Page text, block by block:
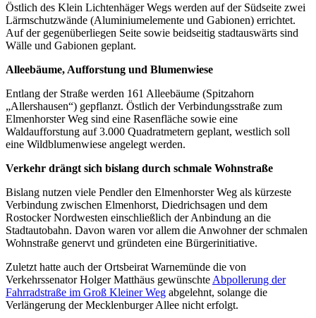
Östlich des Klein Lichtenhäger Wegs werden auf der Südseite zwei
Lärmschutzwände (Aluminiumelemente und Gabionen) errichtet.
Auf der gegenüberliegen Seite sowie beidseitig stadtauswärts sind
Wälle und Gabionen geplant.
Alleebäume, Aufforstung und Blumenwiese
Entlang der Straße werden 161 Alleebäume (Spitzahorn
„Allershausen“) gepflanzt. Östlich der Verbindungsstraße zum
Elmenhorster Weg sind eine Rasenfläche sowie eine
Waldaufforstung auf 3.000 Quadratmetern geplant, westlich soll
eine Wildblumenwiese angelegt werden.
Verkehr drängt sich bislang durch schmale Wohnstraße
Bislang nutzen viele Pendler den Elmenhorster Weg als kürzeste
Verbindung zwischen Elmenhorst, Diedrichsagen und dem
Rostocker Nordwesten einschließlich der Anbindung an die
Stadtautobahn. Davon waren vor allem die Anwohner der schmalen
Wohnstraße genervt und gründeten eine Bürgerinitiative.
Zuletzt hatte auch der Ortsbeirat Warnemünde die von
Verkehrssenator Holger Matthäus gewünschte Abpollerung der
Fahrradstraße im Groß Kleiner Weg abgelehnt, solange die
Verlängerung der Mecklenburger Allee nicht erfolgt.